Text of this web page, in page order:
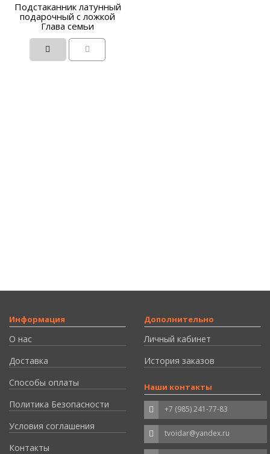
Подстаканник латунный
подарочный с ложкой
Глава семьи
Информация
О нас
Доставка
Способы оплаты
Политика Безопасности
Условия соглашения
Контакты
Дополнительно
Личный кабинет
История заказов
Наши контакты
+7 (985) 241-77-83
tvoidar@yandex.ru